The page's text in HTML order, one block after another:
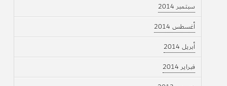
سبتمبر 2014
أغسطس 2014
أبريل 2014
فبراير 2014